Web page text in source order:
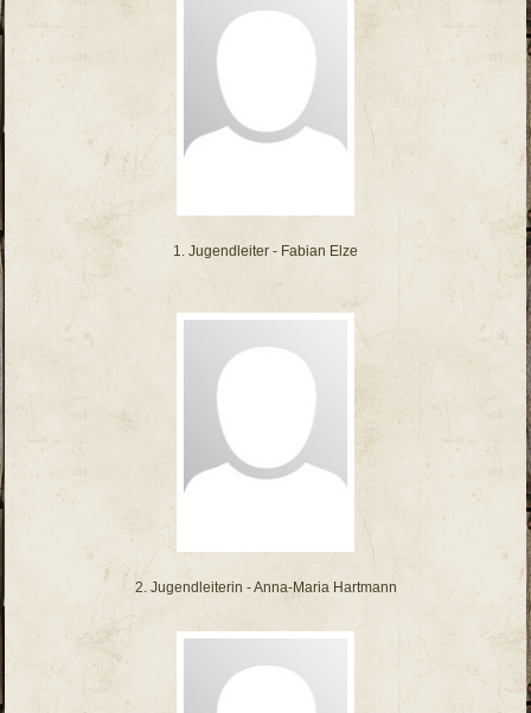
1. Jugendleiter - Fabian Elze
2. Jugendleiterin - Anna-Maria Hartmann